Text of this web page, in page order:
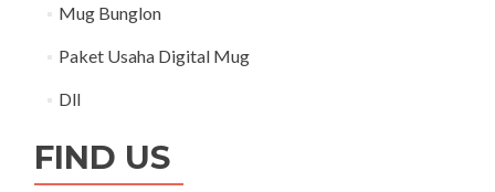
Mug Bunglon
Paket Usaha Digital Mug
Dll
FIND US